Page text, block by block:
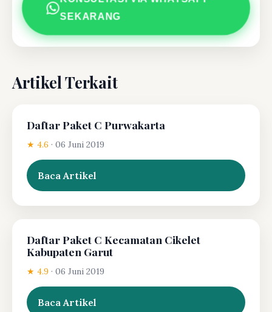
SEKARANG
Artikel Terkait
Daftar Paket C Purwakarta
★ 4.6 · 06 Juni 2019
Baca Artikel
Daftar Paket C Kecamatan Cikelet
Kabupaten Garut
★ 4.9 · 06 Juni 2019
Baca Artikel